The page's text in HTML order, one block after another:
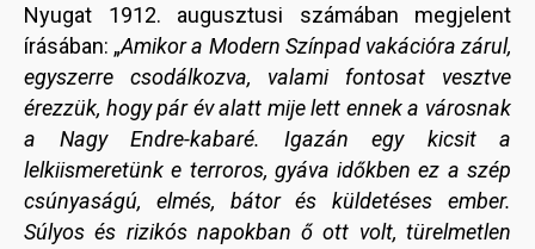
Nyugat 1912. augusztusi számában megjelent
írásában: „Amikor a Modern Színpad vakációra zárul,
egyszerre csodálkozva, valami fontosat vesztve
érezzük, hogy pár év alatt mije lett ennek a városnak
a Nagy Endre-kabaré. Igazán egy kicsit a
lelkiismeretünk e terroros, gyáva időkben ez a szép
csúnyaságú, elmés, bátor és küldetéses ember.
Súlyos és rizikós napokban ő ott volt, türelmetlen